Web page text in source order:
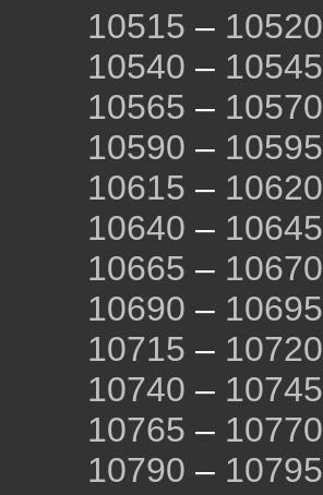
10515 – 10520
10540 – 10545
10565 – 10570
10590 – 10595
10615 – 10620
10640 – 10645
10665 – 10670
10690 – 10695
10715 – 10720
10740 – 10745
10765 – 10770
10790 – 10795